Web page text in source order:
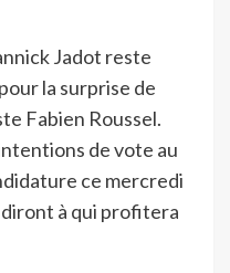
Jadot reste
la surprise de
Fabien Roussel.
de vote au
ce mercredi
diront à qui profitera